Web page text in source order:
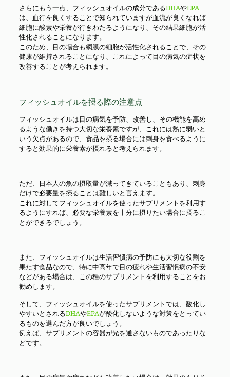
さらにもう一点、フィッシュオイルの成分であるDHAやEPA
は、血行を良くすることで知られていますが血流が良くなれば
細胞に酸素や栄養が行きわたるようになり、その結果細胞が活
性化されることになります。
このため、目の場合も網膜の細胞が活性化されることで、その
健康が維持されることになり、これによって目の病気の症状を
改善することが考えられます。
フィッシュオイルを摂る際の注意点
フィッシュオイルは目の病気を予防、改善し、その機能を高め
るような働きを持つ大切な栄養素ですが、これには熱に弱いと
いう欠点があるので、食品を摂る場合には刺身を食べるように
すると効果的に栄養素が摂れると考えられます。
ただ、日本人の魚の摂取量が減ってきていることもあり、刺身
だけで必要量を摂ることは難しいと言えます。
これに対してフィッシュオイルを使ったサプリメントを利用す
るようにすれば、必要な栄養素を十分に摂りたい場合に摂るこ
とができるでしょう。
また、フィッシュオイルは生活習慣病の予防にも大切な役割を
果たす食品なので、特に中高年で目の疲れや生活習慣病の不安
などがある場合は、この種のサプリメントを利用することをお
勧めします。
そして、フィッシュオイルを使ったサプリメントでは、酸化し
やすいとされるDHAやEPAが酸化しないような対策をとってい
るものを選んだ方が良いでしょう。
例えば、サプリメントの容器が光を通さないものであったりな
どです。